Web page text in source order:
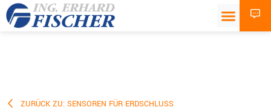
ZURÜCK ZU: SENSOREN FÜR ERDSCHLUSS